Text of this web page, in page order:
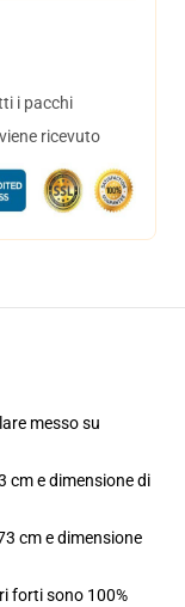
i pacchi
ricevuto
messo su
cm e dimensione di
cm e dimensione
forti sono 100%